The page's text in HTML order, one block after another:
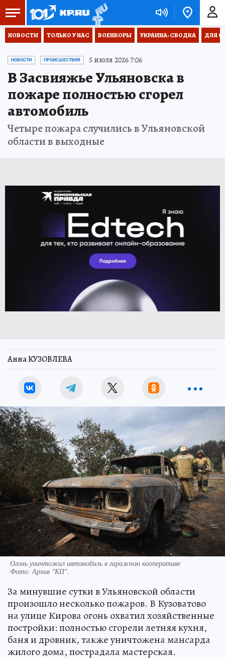
НОВОСТИ ТОЛЬКО У НАС ВОЕНКОРЫ УКРАИНА: СВОДКА ДЛЯ
НОВОСТИ ПРОИСШЕСТВИЯ 5 июля 2026 7:06
В Засвияжье Ульяновска в
пожаре полностью сгорел
автомобиль
Четыре пожара случились в Ульяновской
области в выходные
Анна КУЗОВЛЕВА
Огонь уничтожил автомобиль в гаражном кооперативе
Фото: Архив "КП".
За минувшие сутки в Ульяновской области
произошло несколько пожаров. В Кузоватово
на улице Кирова огонь охватил хозяйственные
постройки: полностью сгорели летняя кухня,
баня и дровник, также уничтожена мансарда
жилого дома, пострадала мастерская.